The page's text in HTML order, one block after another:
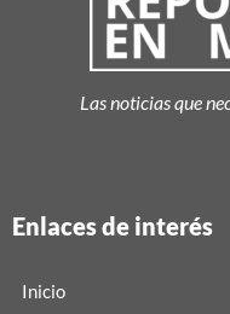
Las noticias que
Enlaces de interés
Inicio